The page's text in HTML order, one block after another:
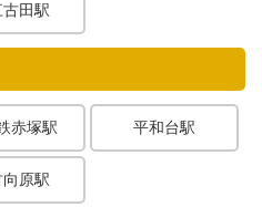
古田駅
赤塚駅 平和台駅
原駅